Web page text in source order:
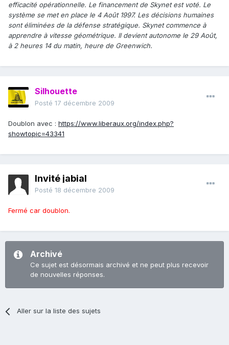
efficacité opérationnelle. Le financement de Skynet est voté. Le
système se met en place le 4 Août 1997. Les décisions humaines
sont éliminées de la défense stratégique. Skynet commence à
apprendre à vitesse géométrique. Il devient autonome le 29 Août,
à 2 heures 14 du matin, heure de Greenwich.
Silhouette
Posté 17 décembre 2009
Doublon avec : https://www.liberaux.org/index.php?
showtopic=43341
Invité jabial
Posté 18 décembre 2009
Fermé car doublon.
Archivé
Ce sujet est désormais archivé et ne peut plus recevoir
de nouvelles réponses.
Aller sur la liste des sujets